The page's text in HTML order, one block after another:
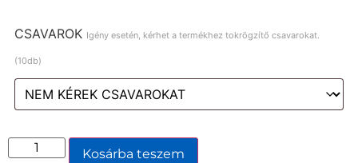
CSAVAROK Igény esetén, kérhet a termékhez tokrögzítő csavarokat.
(10db)
Kosárba teszem